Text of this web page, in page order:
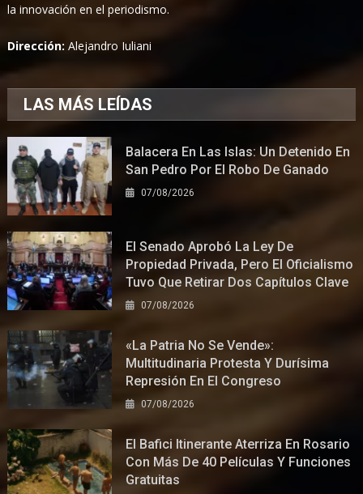
la innovación en el periodismo.
Dirección:Alejandro Iuliani
LAS MÁS LEÍDAS
Balacera En Las Islas: Un Detenido En
San Pedro Por El Robo De Ganado
07/08/2026
El Senado Aprobó La Ley De
Propiedad Privada, Pero El Oficialismo
Tuvo Que Retirar Dos Capítulos Clave
07/08/2026
«La Patria No Se Vende»:
Multitudinaria Protesta Y Durísima
Represión En El Congreso
07/08/2026
El Bafici Itinerante Aterriza En Rosario
Con Más De 40 Películas Y Funciones
Gratuitas